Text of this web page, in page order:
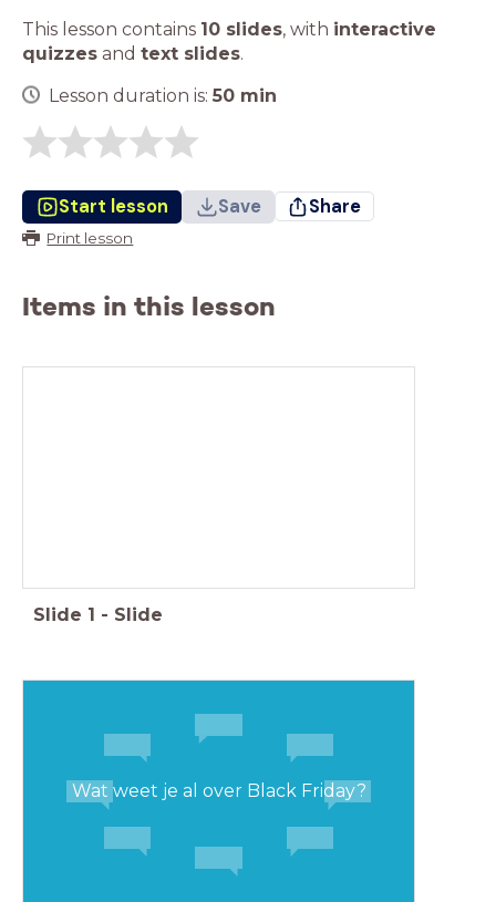
This lesson contains 10 slides, with interactive
quizzes and text slides.
Lesson duration is: 50 min
Start lesson Save Share
Print lesson
Items in this lesson
Slide 1 - Slide
Wat weet je al over Black Friday?